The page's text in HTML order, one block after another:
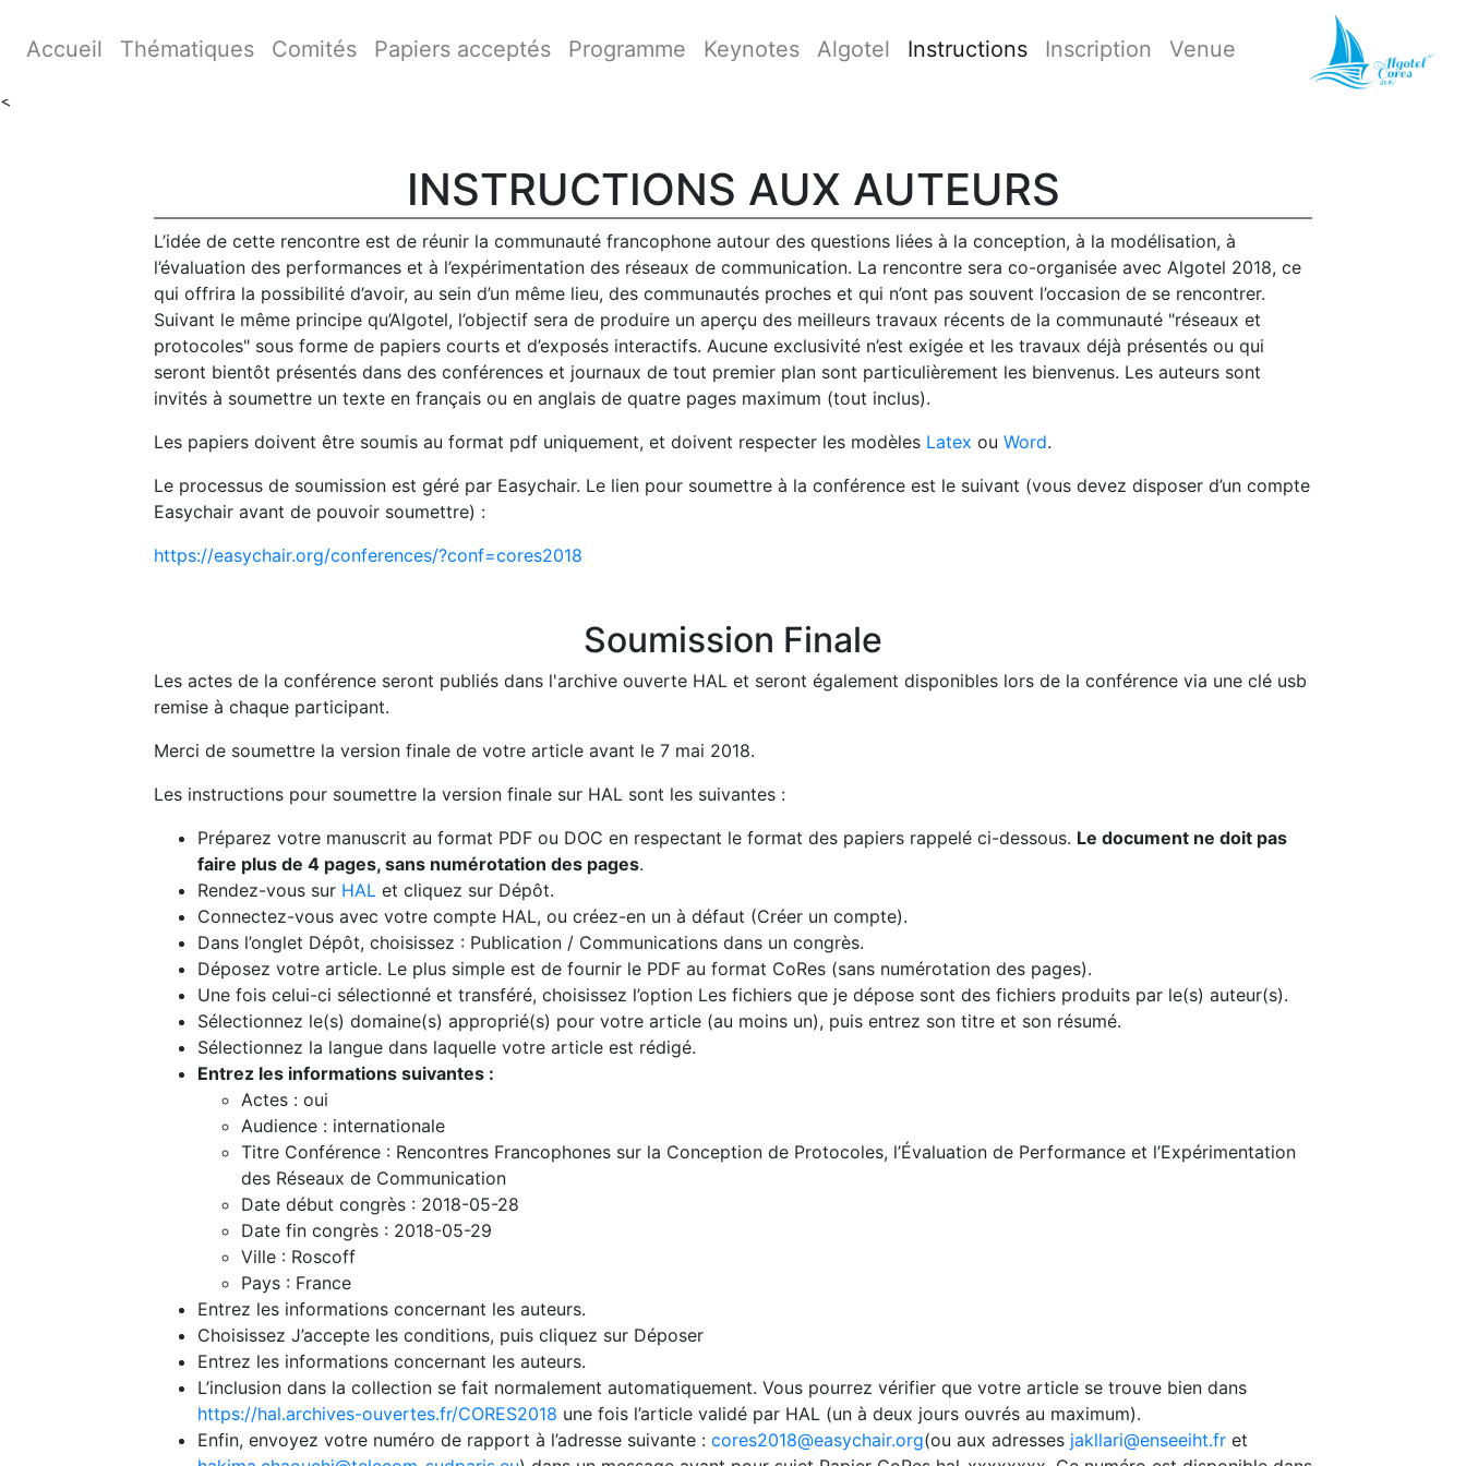
<
Accueil Thématiques Comités Papiers acceptés Programme Keynotes Algotel Instructions Inscription Venue
INSTRUCTIONS AUX AUTEURS
L’idée de cette rencontre est de réunir la communauté francophone autour des questions liées à la conception, à la modélisation, à
l’évaluation des performances et à l’expérimentation des réseaux de communication. La rencontre sera co-organisée avec Algotel 2018, ce
qui offrira la possibilité d’avoir, au sein d’un même lieu, des communautés proches et qui n’ont pas souvent l’occasion de se rencontrer.
Suivant le même principe qu’Algotel, l’objectif sera de produire un aperçu des meilleurs travaux récents de la communauté "réseaux et
protocoles" sous forme de papiers courts et d’exposés interactifs. Aucune exclusivité n’est exigée et les travaux déjà présentés ou qui
seront bientôt présentés dans des conférences et journaux de tout premier plan sont particulièrement les bienvenus. Les auteurs sont
invités à soumettre un texte en français ou en anglais de quatre pages maximum (tout inclus).
Les papiers doivent être soumis au format pdf uniquement, et doivent respecter les modèles Latex ou Word.
Le processus de soumission est géré par Easychair. Le lien pour soumettre à la conférence est le suivant (vous devez disposer d’un compte
Easychair avant de pouvoir soumettre) :
https://easychair.org/conferences/?conf=cores2018
Soumission Finale
Les actes de la conférence seront publiés dans l'archive ouverte HAL et seront également disponibles lors de la conférence via une clé usb
remise à chaque participant.
Merci de soumettre la version finale de votre article avant le 7 mai 2018.
Les instructions pour soumettre la version finale sur HAL sont les suivantes :
Préparez votre manuscrit au format PDF ou DOC en respectant le format des papiers rappelé ci-dessous. Le document ne doit pas
faire plus de 4 pages, sans numérotation des pages.
Rendez-vous sur HAL et cliquez sur Dépôt.
Connectez-vous avec votre compte HAL, ou créez-en un à défaut (Créer un compte).
Dans l’onglet Dépôt, choisissez : Publication / Communications dans un congrès.
Déposez votre article. Le plus simple est de fournir le PDF au format CoRes (sans numérotation des pages).
Une fois celui-ci sélectionné et transféré, choisissez l’option Les fichiers que je dépose sont des fichiers produits par le(s) auteur(s).
Sélectionnez le(s) domaine(s) approprié(s) pour votre article (au moins un), puis entrez son titre et son résumé.
Sélectionnez la langue dans laquelle votre article est rédigé.
Entrez les informations suivantes :
Actes : oui
Audience : internationale
Titre Conférence : Rencontres Francophones sur la Conception de Protocoles, l’Évaluation de Performance et l’Expérimentation
des Réseaux de Communication
Date début congrès : 2018-05-28
Date fin congrès : 2018-05-29
Ville : Roscoff
Pays : France
Entrez les informations concernant les auteurs.
Choisissez J’accepte les conditions, puis cliquez sur Déposer
Entrez les informations concernant les auteurs.
L’inclusion dans la collection se fait normalement automatiquement. Vous pourrez vérifier que votre article se trouve bien dans
https://hal.archives-ouvertes.fr/CORES2018 une fois l’article validé par HAL (un à deux jours ouvrés au maximum).
Enfin, envoyez votre numéro de rapport à l’adresse suivante : cores2018@easychair.org(ou aux adresses jakllari@enseeiht.fr et